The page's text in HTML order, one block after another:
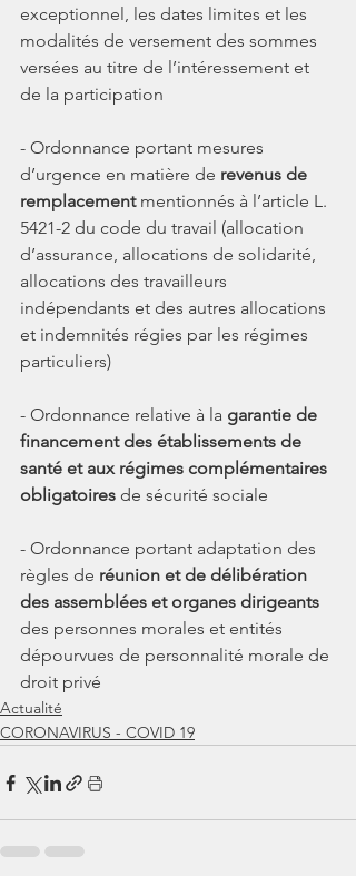
exceptionnel, les dates limites et les
modalités de versement des sommes
versées au titre de l’intéressement et
de la participation
- Ordonnance portant mesures
d’urgence en matière de revenus de
remplacement mentionnés à l’article L.
5421-2 du code du travail (allocation
d’assurance, allocations de solidarité,
allocations des travailleurs
indépendants et des autres allocations
et indemnités régies par les régimes
particuliers)
- Ordonnance relative à la garantie de
financement des établissements de
santé et aux régimes complémentaires
obligatoires de sécurité sociale
- Ordonnance portant adaptation des
règles de réunion et de délibération
des assemblées et organes dirigeants
des personnes morales et entités
dépourvues de personnalité morale de
droit privé
Actualité
CORONAVIRUS - COVID 19